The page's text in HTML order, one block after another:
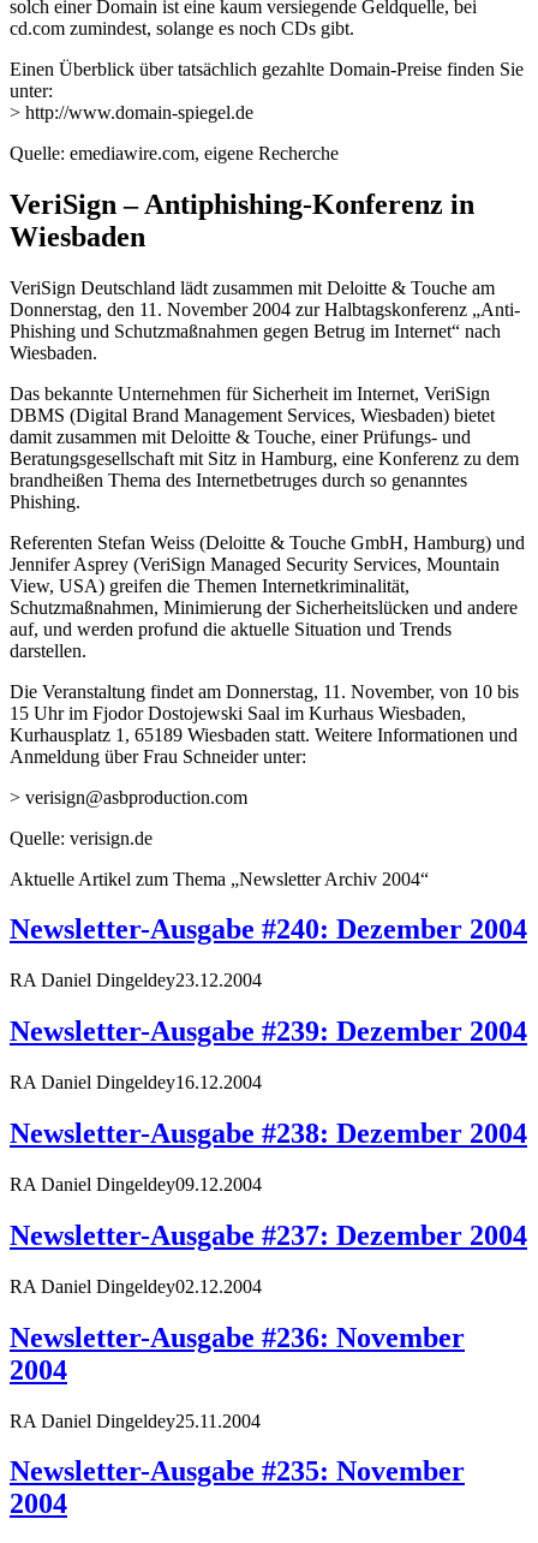
solch einer Domain ist eine kaum versiegende Geldquelle, bei
cd.com zumindest, solange es noch CDs gibt.
Einen Überblick über tatsächlich gezahlte Domain-Preise finden Sie
unter:
> http://www.domain-spiegel.de
Quelle: emediawire.com, eigene Recherche
VeriSign – Antiphishing-Konferenz in
Wiesbaden
VeriSign Deutschland lädt zusammen mit Deloitte & Touche am
Donnerstag, den 11. November 2004 zur Halbtagskonferenz „Anti-
Phishing und Schutzmaßnahmen gegen Betrug im Internet“ nach
Wiesbaden.
Das bekannte Unternehmen für Sicherheit im Internet, VeriSign
DBMS (Digital Brand Management Services, Wiesbaden) bietet
damit zusammen mit Deloitte & Touche, einer Prüfungs- und
Beratungsgesellschaft mit Sitz in Hamburg, eine Konferenz zu dem
brandheißen Thema des Internetbetruges durch so genanntes
Phishing.
Referenten Stefan Weiss (Deloitte & Touche GmbH, Hamburg) und
Jennifer Asprey (VeriSign Managed Security Services, Mountain
View, USA) greifen die Themen Internetkriminalität,
Schutzmaßnahmen, Minimierung der Sicherheitslücken und andere
auf, und werden profund die aktuelle Situation und Trends
darstellen.
Die Veranstaltung findet am Donnerstag, 11. November, von 10 bis
15 Uhr im Fjodor Dostojewski Saal im Kurhaus Wiesbaden,
Kurhausplatz 1, 65189 Wiesbaden statt. Weitere Informationen und
Anmeldung über Frau Schneider unter:
> verisign@asbproduction.com
Quelle: verisign.de
Aktuelle Artikel zum Thema „Newsletter Archiv 2004“
Newsletter-Ausgabe #240: Dezember 2004
RA Daniel Dingeldey23.12.2004
Newsletter-Ausgabe #239: Dezember 2004
RA Daniel Dingeldey16.12.2004
Newsletter-Ausgabe #238: Dezember 2004
RA Daniel Dingeldey09.12.2004
Newsletter-Ausgabe #237: Dezember 2004
RA Daniel Dingeldey02.12.2004
Newsletter-Ausgabe #236: November
2004
RA Daniel Dingeldey25.11.2004
Newsletter-Ausgabe #235: November
2004